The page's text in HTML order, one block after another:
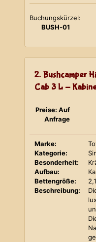
Buchungskürzel:
BUSH-01
2. Bushcamper
Cab 3 L -
Preise: Auf
Anfrage
Marke:
Kategorie:
Besonderheit:
Aufbau:
Bettengröße:
Beschreibung: